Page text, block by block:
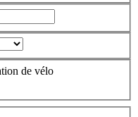
de vélo